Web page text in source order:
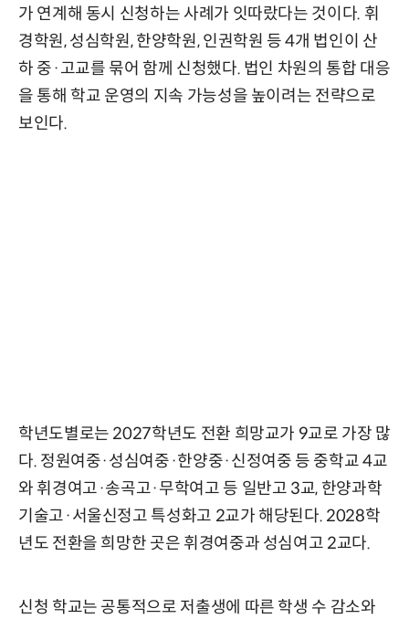
가 연계해 동시 신청하는 사례가 잇따랐다는 것이다. 휘
경학원, 성심학원, 한양학원, 인권학원 등 4개 법인이 산
하 중·고교를 묶어 함께 신청했다. 법인 차원의 통합 대응
을 통해 학교 운영의 지속 가능성을 높이려는 전략으로
보인다.
학년도별로는 2027학년도 전환 희망교가 9교로 가장 많
다. 정원여중·성심여중·한양중·신정여중 등 중학교 4교
와 휘경여고·송곡고·무학여고 등 일반고 3교, 한양과학
기술고·서울신정고 특성화고 2교가 해당된다. 2028학
년도 전환을 희망한 곳은 휘경여중과 성심여고 2교다.
신청 학교는 공통적으로 저출생에 따른 학생 수 감소와